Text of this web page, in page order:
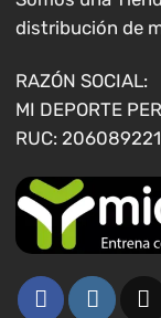
distribución de
RAZÓN SOCIAL:
MI DEPORTE
RUC: